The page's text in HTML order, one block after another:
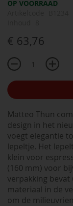
OP VOORRAAD
€ 63,76
Matteo Thun
design in het
voegt elegantie
lepeltje. Het
klein voor
(160 mm) voor
verpakking
materiaal in de
om de
Ga
van
afbeeldingen-
gallerij